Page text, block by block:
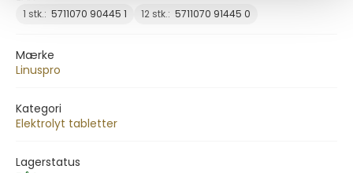
1 stk.: 5711070 90445 1 12 stk.: 5711070 91445 0
Mærke
Linuspro
Kategori
Elektrolyt tabletter
Lagerstatus